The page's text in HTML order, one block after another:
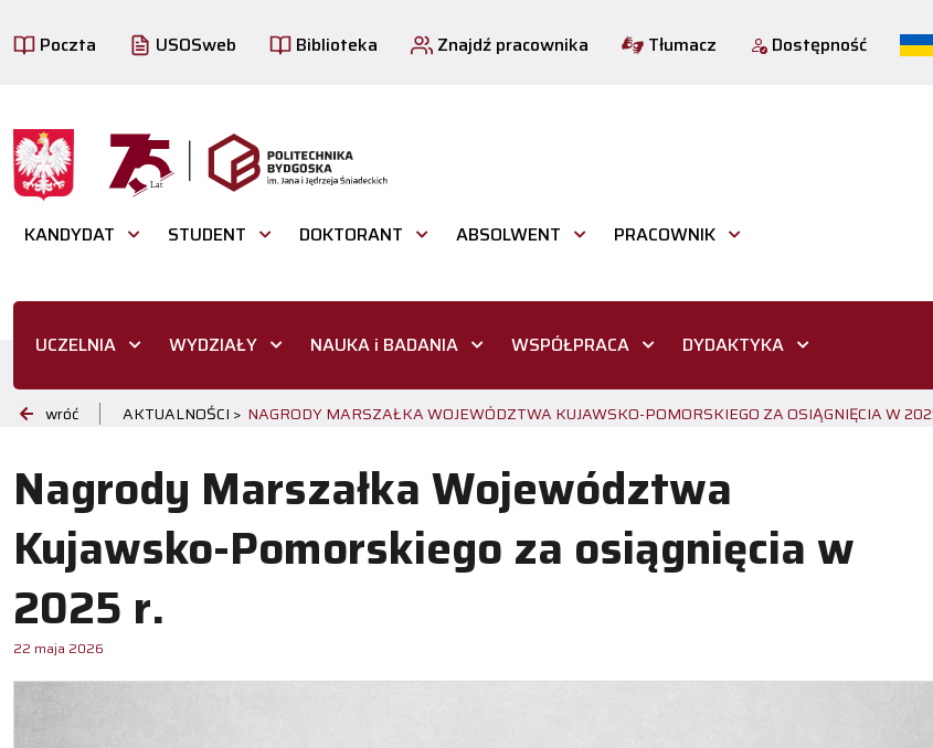
Poczta USOSweb Biblioteka Znajdź pracownika Tłumacz Dostępność
KANDYDAT STUDENT DOKTORANT ABSOLWENT PRACOWNIK
UCZELNIA WYDZIAŁY NAUKA i BADANIA WSPÓŁPRACA DYDAKTYKA
wróć AKTUALNOŚCI > NAGRODY MARSZAŁKA WOJEWÓDZTWA KUJAWSKO-POMORSKIEGO ZA OSIĄGNIĘCIA W
Nagrody Marszałka Województwa
Kujawsko-Pomorskiego za osiągnięcia w
2025 r.
22 maja 2026